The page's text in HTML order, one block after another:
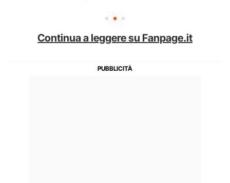
Continua a leggere su Fanpage.it